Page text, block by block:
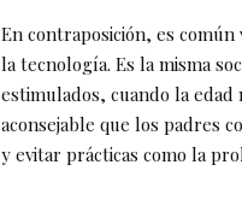
En contraposición, es común
la tecnología. Es la misma
estimulados, cuando la edad
aconsejable que los padres
y evitar prácticas como la